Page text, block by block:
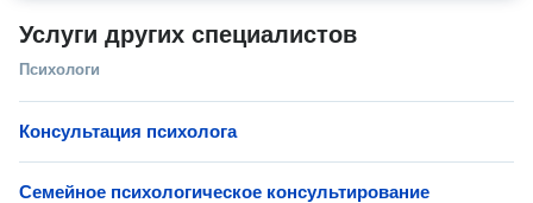
Услуги других специалистов
Психологи
Консультация психолога
Семейное психологическое консультирование